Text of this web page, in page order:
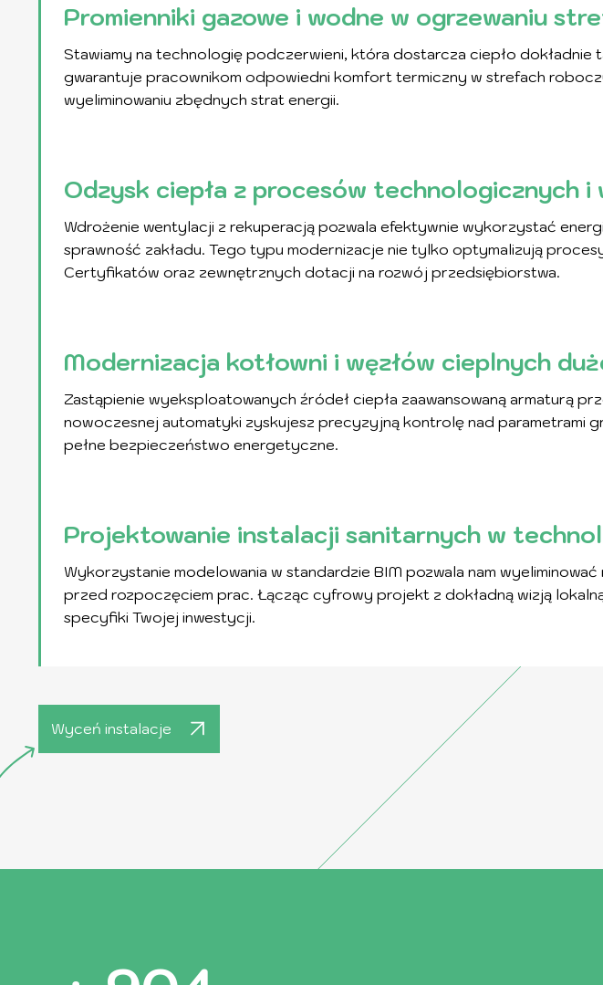
Promienniki gazowe i wodne w ogrzewaniu
Stawiamy na technologię podczerwieni, która dostarcza ciepło
gwarantuje pracownikom odpowiedni komfort termiczny w strefach
wyeliminowaniu zbędnych strat energii.
Odzysk ciepła z procesów technologicznych i
Wdrożenie wentylacji z rekuperacją pozwala efektywnie wykorzystać
sprawność zakładu. Tego typu modernizacje nie tylko optymalizują
Certyfikatów oraz zewnętrznych dotacji na rozwój przedsiębiorstwa.
Modernizacja kotłowni i węzłów cieplnych
Zastąpienie wyeksploatowanych źródeł ciepła zaawansowaną armaturą
nowoczesnej automatyki zyskujesz precyzyjną kontrolę nad parametrami
pełne bezpieczeństwo energetyczne.
Projektowanie instalacji sanitarnych w
Wykorzystanie modelowania w standardzie BIM pozwala nam
przed rozpoczęciem prac. Łącząc cyfrowy projekt z dokładną wizją
specyfiki Twojej inwestycji.
Wyceń instalacje